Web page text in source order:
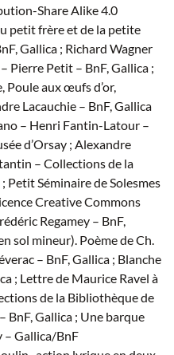
Share Alike 4.0
petit frère et de la petite
Gallica ; Richard Wagner
Pierre Petit – BnF, Gallica ;
Poule aux œufs d’or,
Lacauchie – BnF, Gallica
– Henri Fantin-Latour –
d’Orsay ; Alexandre
– Collections de la
Petit Séminaire de Solesmes
Creative Commons
Regamey – BnF,
sol mineur). Poème de Ch.
– BnF, Gallica ; Blanche
; Lettre de Maurice Ravel à
de la Bibliothèque de
BnF, Gallica ; Une barque
– Gallica/BnF